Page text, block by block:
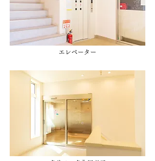
エレベーター